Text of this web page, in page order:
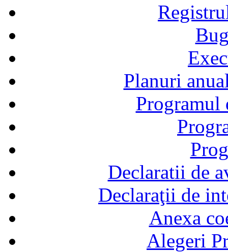
Planuri
Declaratii de
Declaraţii de
Anexa
Alegeri